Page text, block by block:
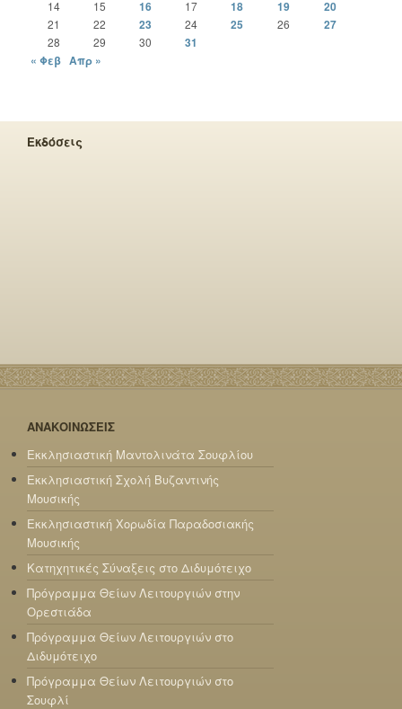
14 15 16 17 18 19 20
21 22 23 24 25 26 27
28 29 30
31
« Φεβ Απρ »
Εκδόσεις
ΑΝΑΚΟΙΝΩΣΕΙΣ
Εκκλησιαστική Μαντολινάτα Σουφλίου
Εκκλησιαστική Σχολή Βυζαντινής
Μουσικής
Εκκλησιαστική Χορωδία Παραδοσιακής
Μουσικής
Κατηχητικές Σύναξεις στο Διδυμότειχο
Πρόγραμμα Θείων Λειτουργιών στην
Ορεστιάδα
Πρόγραμμα Θείων Λειτουργιών στο
Διδυμότειχο
Πρόγραμμα Θείων Λειτουργιών στο
Σουφλί